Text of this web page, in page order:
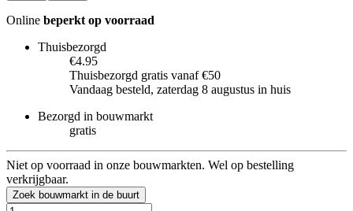
Online beperkt op voorraad
Thuisbezorgd
€4.95
Thuisbezorgd gratis vanaf €50
Vandaag besteld, zaterdag 8 augustus in huis
Bezorgd in bouwmarkt
gratis
Niet op voorraad in onze bouwmarkten. Wel op bestelling
verkrijgbaar.
Zoek bouwmarkt in de buurt